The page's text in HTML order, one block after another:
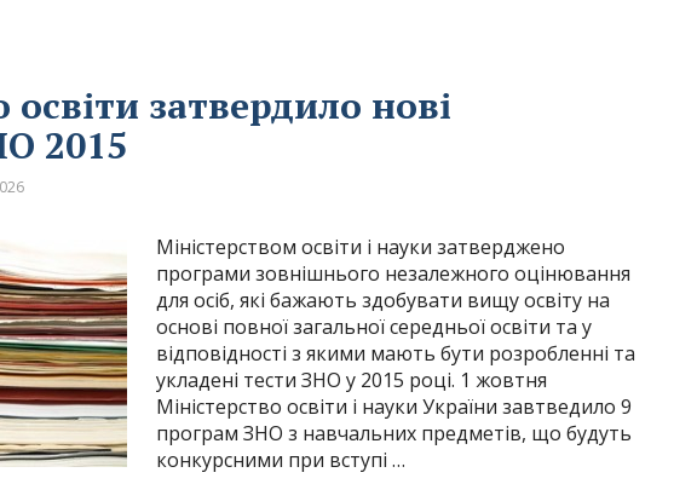
освіти затвердило нові
2015
Міністерством освіти і науки затверджено
програми зовнішнього незалежного оцінювання
для осіб, які бажають здобувати вищу освіту на
основі повної загальної середньої освіти та у
відповідності з якими мають бути розробленні та
укладені тести ЗНО у 2015 році. 1 жовтня
Міністерство освіти і науки України завтведило 9
програм ЗНО з навчальних предметів, що будуть
конкурсними при вступі …